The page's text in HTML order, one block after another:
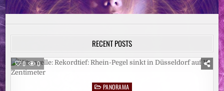
RECENT POSTS
0 0
PostedPANORAMA